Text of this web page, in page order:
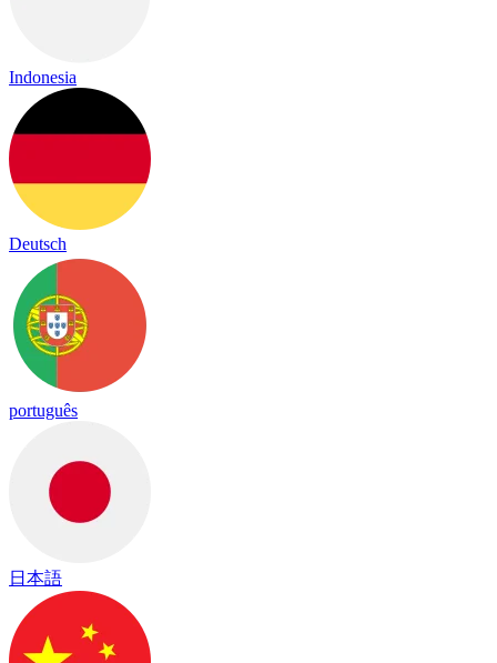
Indonesia
Deutsch
português
日本語